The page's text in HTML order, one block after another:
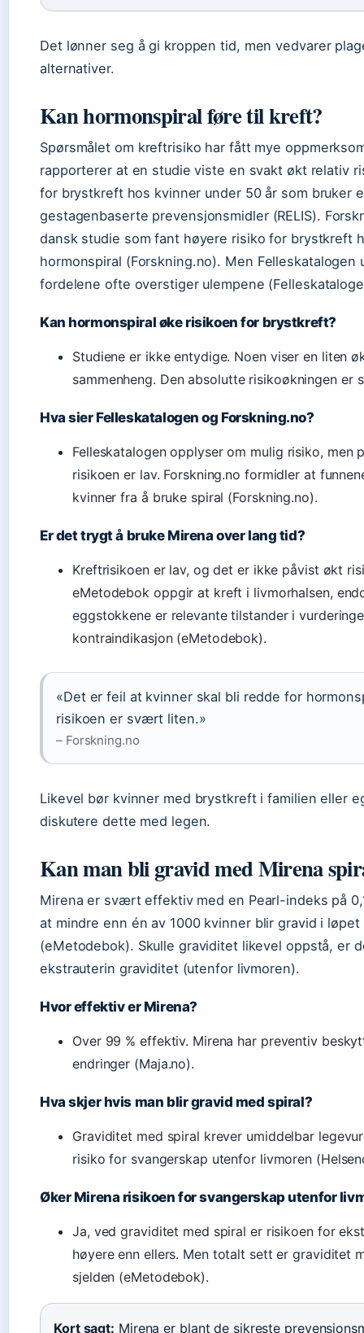
Det lønner seg å gi kroppen tid, men vedvarer
alternativer.
Kan hormonspiral føre til kreft?
Spørsmålet om kreftrisiko har fått mye
rapporterer at en studie viste en svakt økt relativ
for brystkreft hos kvinner under 50 år som bruker
gestagenbaserte prevensjonsmidler (RELIS).
dansk studie som fant høyere risiko for brystkreft
hormonspiral (Forskning.no). Men Felleskatalogen
fordelene ofte overstiger ulempene
Kan hormonspiral øke risikoen for brystkreft?
Studiene er ikke entydige. Noen viser en liten
sammenheng. Den absolutte risikoøkningen er
Hva sier Felleskatalogen og Forskning.no?
Felleskatalogen opplyser om mulig risiko, men
risikoen er lav. Forskning.no formidler at
kvinner fra å bruke spiral (Forskning.no).
Er det trygt å bruke Mirena over lang tid?
Kreftrisikoen er lav, og det er ikke påvist økt
eMetodebok oppgir at kreft i livmorhalsen,
eggstokkene er relevante tilstander i
kontraindikasjon (eMetodebok).
«Det er feil at kvinner skal bli redde for
risikoen er svært liten.»
– Forskning.no
Likevel bør kvinner med brystkreft i familien eller
diskutere dette med legen.
Kan man bli gravid med Mirena
Mirena er svært effektiv med en Pearl-indeks på
at mindre enn én av 1000 kvinner blir gravid i løpet
(eMetodebok). Skulle graviditet likevel oppstå, er
ekstrauterin graviditet (utenfor livmoren).
Hvor effektiv er Mirena?
Over 99 % effektiv. Mirena har preventiv
endringer (Maja.no).
Hva skjer hvis man blir gravid med spiral?
Graviditet med spiral krever umiddelbar
risiko for svangerskap utenfor livmoren
Øker Mirena risikoen for svangerskap utenfor
Ja, ved graviditet med spiral er risikoen for
høyere enn ellers. Men totalt sett er graviditet
sjelden (eMetodebok).
Kort sagt: Mirena er blant de sikreste